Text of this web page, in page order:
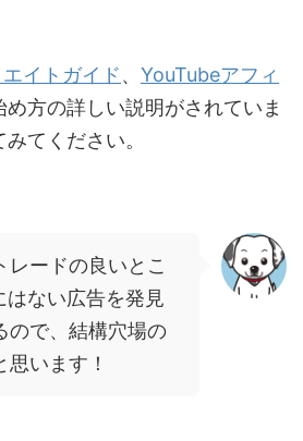
イトガイド、 YouTubeアフィ
め方の詳しい説明がされていま
てください。
レードの良いとこ
はない広告を発見
ので、結構穴場の
います！